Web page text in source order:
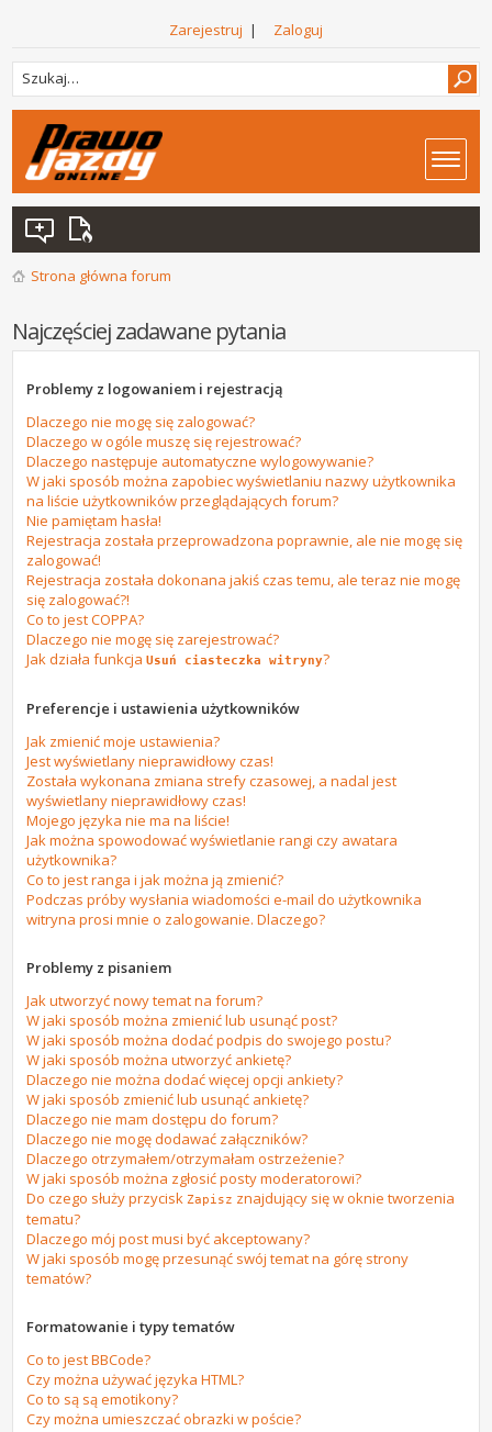
Zarejestruj | Zaloguj
Strona główna forum
Najczęściej zadawane pytania
Problemy z logowaniem i rejestracją
Dlaczego nie mogę się zalogować?
Dlaczego w ogóle muszę się rejestrować?
Dlaczego następuje automatyczne wylogowywanie?
W jaki sposób można zapobiec wyświetlaniu nazwy użytkownika
na liście użytkowników przeglądających forum?
Nie pamiętam hasła!
Rejestracja została przeprowadzona poprawnie, ale nie mogę się
zalogować!
Rejestracja została dokonana jakiś czas temu, ale teraz nie mogę
się zalogować?!
Co to jest COPPA?
Dlaczego nie mogę się zarejestrować?
Jak działa funkcjaUsuń ciasteczka witryny?
Preferencje i ustawienia użytkowników
Jak zmienić moje ustawienia?
Jest wyświetlany nieprawidłowy czas!
Została wykonana zmiana strefy czasowej, a nadal jest
wyświetlany nieprawidłowy czas!
Mojego języka nie ma na liście!
Jak można spowodować wyświetlanie rangi czy awatara
użytkownika?
Co to jest ranga i jak można ją zmienić?
Podczas próby wysłania wiadomości e-mail do użytkownika
witryna prosi mnie o zalogowanie. Dlaczego?
Problemy z pisaniem
Jak utworzyć nowy temat na forum?
W jaki sposób można zmienić lub usunąć post?
W jaki sposób można dodać podpis do swojego postu?
W jaki sposób można utworzyć ankietę?
Dlaczego nie można dodać więcej opcji ankiety?
W jaki sposób zmienić lub usunąć ankietę?
Dlaczego nie mam dostępu do forum?
Dlaczego nie mogę dodawać załączników?
Dlaczego otrzymałem/otrzymałam ostrzeżenie?
W jaki sposób można zgłosić posty moderatorowi?
Do czego służy przyciskZapisz znajdujący się w oknie tworzenia
tematu?
Dlaczego mój post musi być akceptowany?
W jaki sposób mogę przesunąć swój temat na górę strony
tematów?
Formatowanie i typy tematów
Co to jest BBCode?
Czy można używać języka HTML?
Co to są są emotikony?
Czy można umieszczać obrazki w poście?